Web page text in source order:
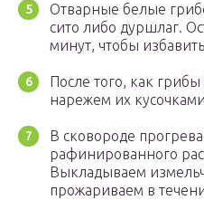
Отварные белые
сито либо дуршлаг.
минут, чтобы
После того, как грибы
нарежем их
В сковороде
рафинированного
Выкладываем
прожариваем в